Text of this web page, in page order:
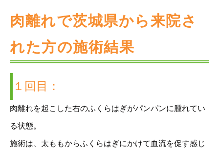
肉離れで茨城県から来院さ
れた方の施術結果
１回目：
肉離れを起こした右のふくらはぎがパンパンに腫れてい
る状態。
施術は、太ももからふくらはぎにかけて血流を促す感じ